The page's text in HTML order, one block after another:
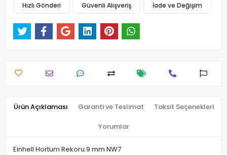
Hızlı Gönderi Güvenli Alışveriş İade ve Değişim
Ürün Açıklaması Garanti ve Teslimat Taksit Seçenekleri
Yorumlar
Einhell Hortum Rekoru 9 mm NW7